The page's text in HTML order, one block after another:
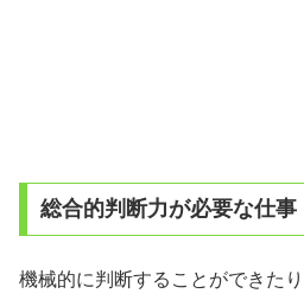
総合的判断力が必要な仕事
機械的に判断することができた